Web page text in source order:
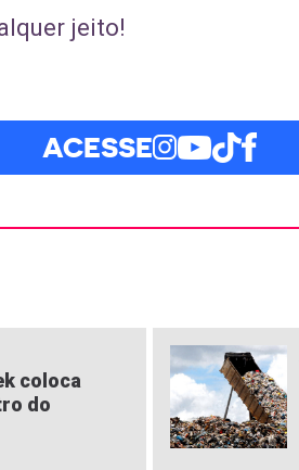
jeito!
ACESSE
coloca
do